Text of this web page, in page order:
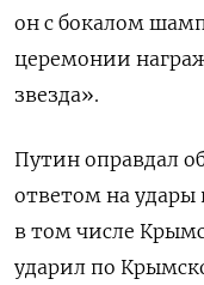
он с бокалом
церемонии
звезда».
Путин оправдал
ответом на удары
в том числе
ударил по